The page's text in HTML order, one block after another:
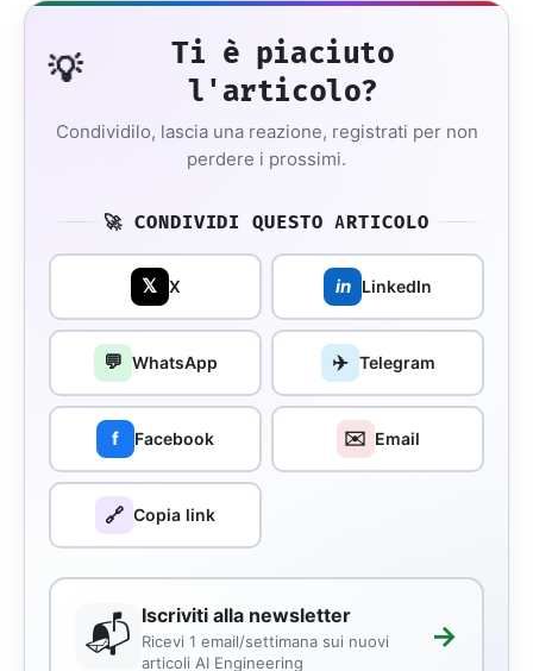
💡
Ti è piaciuto
l'articolo?
Condividilo, lascia una reazione, registrati per non
perdere i prossimi.
🚀 CONDIVIDI QUESTO ARTICOLO
𝕏 X in LinkedIn
💬 WhatsApp ✈️ Telegram
f Facebook ✉️ Email
🔗 Copia link
📬 Iscriviti alla newsletter
Ricevi 1 email/settimana sui nuovi
articoli AI Engineering
→